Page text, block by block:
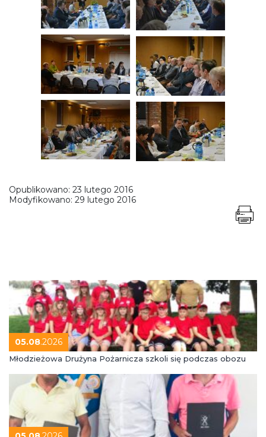
Opublikowano: 23 lutego 2016
Modyfikowano: 29 lutego 2016
05.08.2026
Młodzieżowa Drużyna Pożarnicza szkoli się podczas obozu